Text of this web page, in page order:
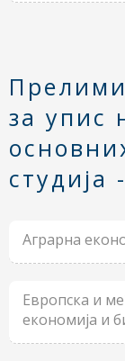
за упис
студија
Аграрна
Европска и
економија и